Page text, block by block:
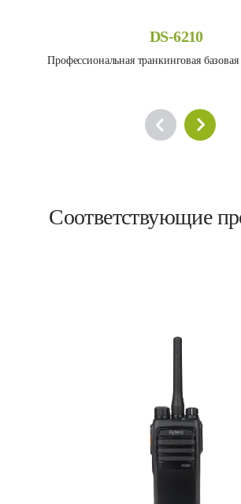
DS-6210
Профессиональная транкинговая
Соответствующие